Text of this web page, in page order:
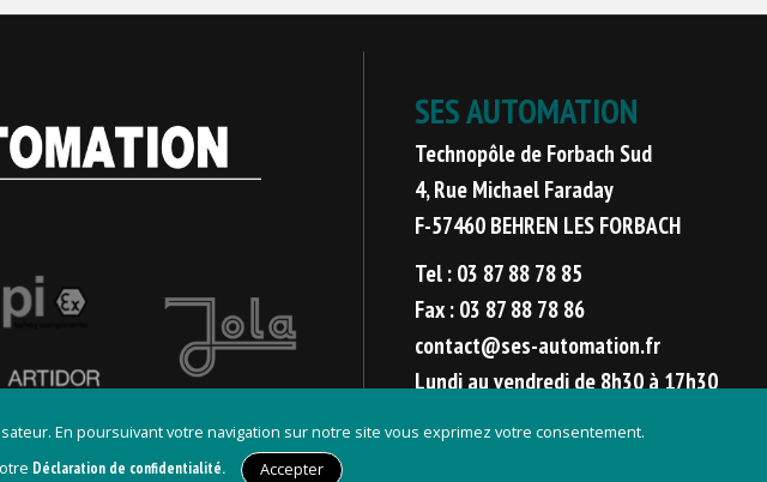
En poursuivant votre navigation sur notre site vous exprimez votre consentement.
Déclaration de confidentialité.
SES AUTOMATION
Technopôle de Forbach Sud
4, Rue Michael Faraday
F-57460 BEHREN LES FORBACH
Tel : 03 87 88 78 85
Fax : 03 87 88 78 86
contact@ses-automation.fr
Lundi au vendredi de 8h30 à 17h30